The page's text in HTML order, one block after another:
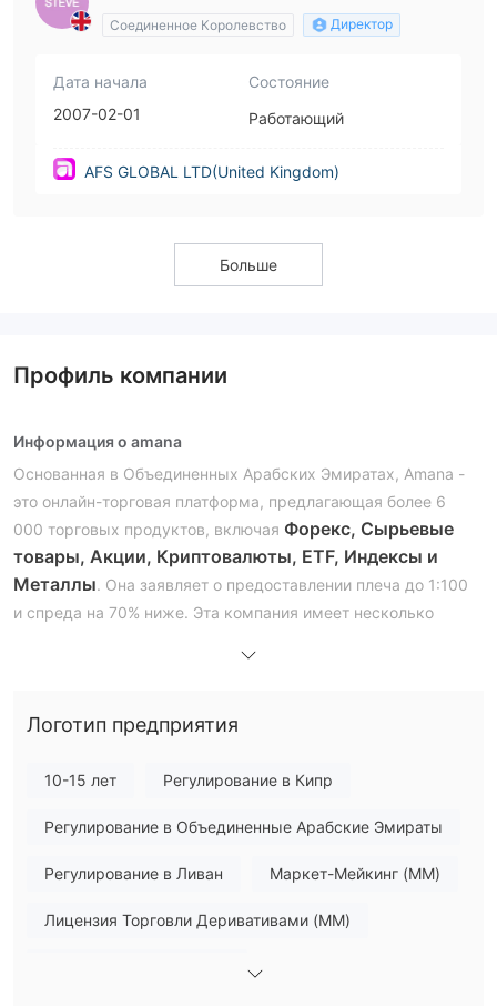
Соединенное Королевство Директор
Дата начала
2007-02-01
Состояние
Работающий
AFS GLOBAL LTD(United Kingdom)
Больше
Профиль компании
Информация о amana
Основанная в Объединенных Арабских Эмиратах, Amana -
это онлайн-торговая платформа, предлагающая более 6
000 торговых продуктов, включая Форекс, Сырьевые
товары, Акции, Криптовалюты, ETF, Индексы и
Металлы. Она заявляет о предоставлении плеча до 1:100
и спреда на 70% ниже. Эта компания имеет несколько
Плюсы и минусы
amana Легально?
amana работает в рамках различных регулятивных
регулятивном статусе, хотя большинство субъектов
аннулированы или они отмечены как "Подозрительный
клон" определенными органами.
Логотип предприятия
10-15 лет Регулирование в Кипр
Регулирование в Объединенные Арабские Эмираты
Регулирование в Ливан Маркет-Мейкинг (MM)
Лицензия Торговли Деривативами (MM)